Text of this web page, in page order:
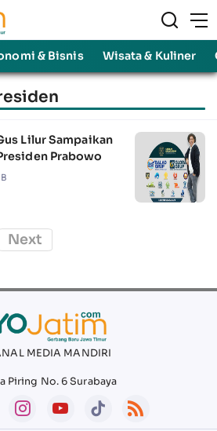
& Bisnis Wisata & Kuliner
Lilur Sampaikan
Prabowo
Next
MEDIA MANDIRI
Piring No. 6 Surabaya